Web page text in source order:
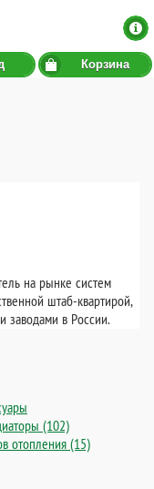
Корзина
на рынке систем
штаб-квартирой,
заводами в России.
(102)
отопления (15)